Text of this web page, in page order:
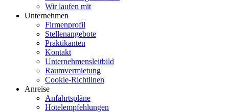
Wir laufen mit
Unternehmen
Firmenprofil
Stellenangebote
Praktikanten
Kontakt
Unternehmensleitbild
Raumvermietung
Cookie-Richtlinen
Anreise
Anfahrtspläne
Hotelempfehlungen